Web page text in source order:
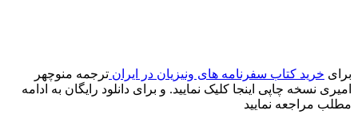
برای خرید کتاب سفرنامه های ونیزیان در ایران ترجمه منوچهر
امیری نسخه چاپی اینجا کلیک نمایید. و برای دانلود رایگان به ادامه
مطلب مراجعه نمایید